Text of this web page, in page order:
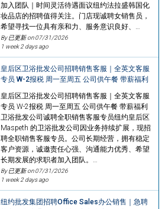
加入团队｜时间灵活待遇面议纽约法拉盛韩国化
妆品店的招聘值得关注。门店现诚聘女销售员，
希望寻找一位具有亲和力、服务意识良好、…
By 已更新 on07/31/2026
1 week 2 days ago
皇后区卫浴批发公司招聘销售客服｜全英文客服
专员 W-2报税 周一至周五 公司供午餐 带薪福利
皇后区卫浴批发公司招聘销售客服｜全英文客服
专员 W-2报税 周一至周五 公司供午餐 带薪福利
卫浴批发公司诚聘全职销售客服专员纽约皇后区
Maspeth 的卫浴批发公司因业务持续扩展，现招
聘全职销售客服专员。公司长期经营，拥有稳定
客户资源，诚邀责任心强、沟通能力优秀、希望
长期发展的求职者加入团队。…
By 已更新 on07/31/2026
1 week 2 days ago
纽约批发集团招聘Office Sales办公销售｜急聘